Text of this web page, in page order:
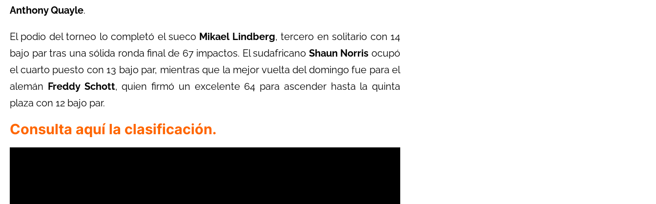
Anthony Quayle.
El podio del torneo lo completó el sueco Mikael Lindberg, tercero en solitario con 14
bajo par tras una sólida ronda final de 67 impactos. El sudafricano Shaun Norris ocupó
el cuarto puesto con 13 bajo par, mientras que la mejor vuelta del domingo fue para el
alemán Freddy Schott, quien firmó un excelente 64 para ascender hasta la quinta
plaza con 12 bajo par.
Consulta aquí la clasificación.